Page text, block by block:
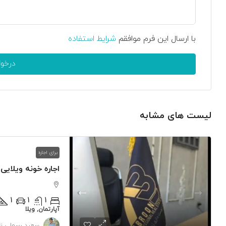
با ارسال این فرم موافقم شرایط استفاده
لیست های مشابه
برای اجاره
اجاره خونه ویلایی
1
1
1
آپارتمان, ویلا